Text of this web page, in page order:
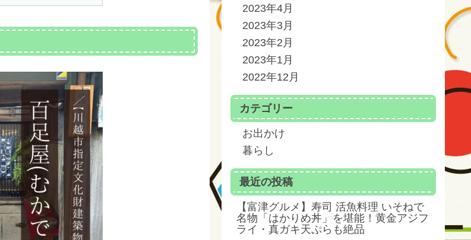
2023年4月
2023年3月
2023年2月
2023年1月
2022年12月
カテゴリー
お出かけ
暮らし
最近の投稿
【富津グルメ】寿司 活魚料理 いそねで
名物「はかりめ丼」を堪能！黄金アジフ
ライ・真ガキ天ぷらも絶品